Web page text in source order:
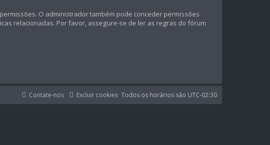
O administrador também pode conceder permissões
relacionadas. Por favor, assegure-se de ler as regras do fórum
Todos os horários são UTC-02:30
Excluir cookies
Contate-nos